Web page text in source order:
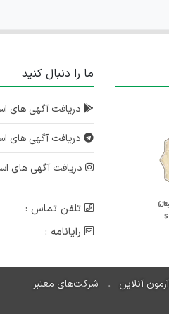
ما را دنبال کنید
دریافت آگهی های
دریافت آگهی های
دریافت آگهی های
تلفن تماس :
رایانامه :
آزمون آنلاین شرکت‌های معتبر